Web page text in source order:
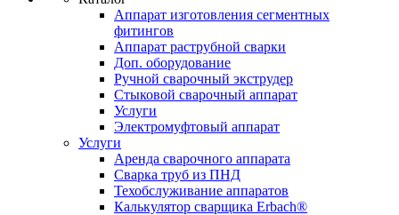
Аппарат изготовления сегментных
фитингов
Аппарат раструбной сварки
Доп. оборудование
Ручной сварочный экструдер
Стыковой сварочный аппарат
Услуги
Электромуфтовый аппарат
Услуги
Аренда сварочного аппарата
Сварка труб из ПНД
Техобслуживание аппаратов
Калькулятор сварщика Erbach®